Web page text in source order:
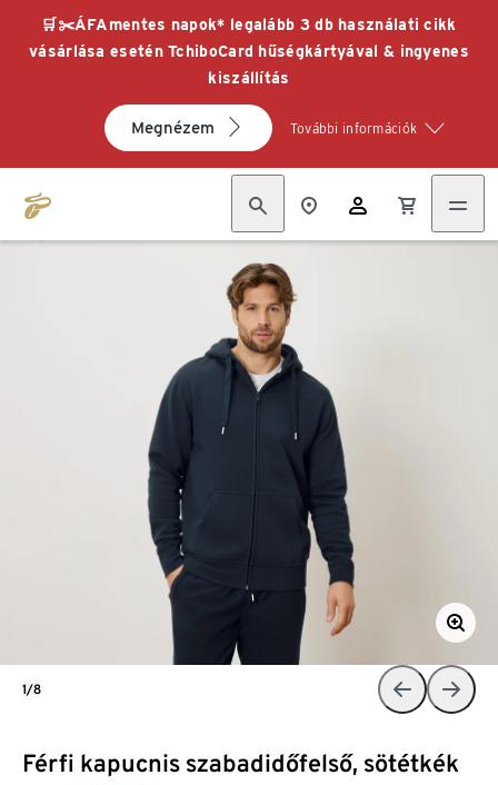
🛒✂️ÁFAmentes napok* legalább 3 db használati cikk
vásárlása esetén TchiboCard hűségkártyával & ingyenes
kiszállítás
Megnézem További információk
Férfi kapucnis szabadidőfelső, sötétkék
1/8